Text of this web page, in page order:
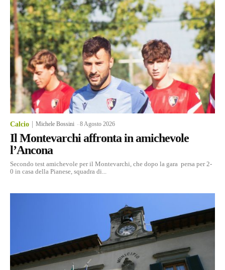
Calcio Michele Bossini -8 Agosto 2026
Il Montevarchi affronta in amichevole
l’Ancona
Secondo test amichevole per il Montevarchi, che dopo la gara persa per 2-
0 in casa della Pianese, squadra di...